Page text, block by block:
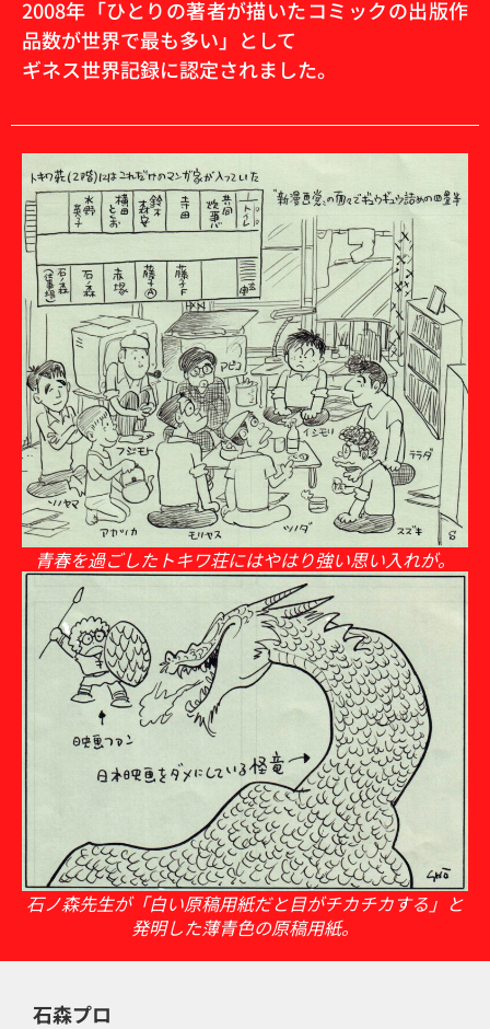
2008年「ひとりの著者が描いたコミックの出版作
品数が世界で最も多い」として
ギネス世界記録に認定されました。
青春を過ごしたトキワ荘にはやはり強い思い入れが。
石ノ森先生が「白い原稿用紙だと目がチカチカする」と
発明した薄青色の原稿用紙。
石森プロ